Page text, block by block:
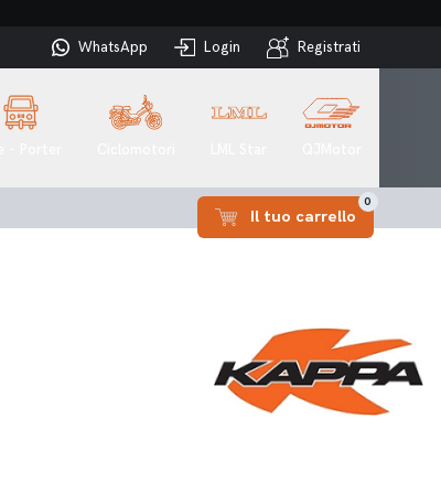
WhatsApp Login Registrati
Il tuo carrello
0